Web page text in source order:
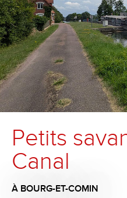
Petits
Canal
À BOURG-ET-COMIN